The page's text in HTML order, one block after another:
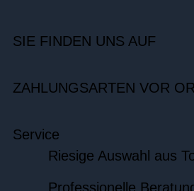
SIE FINDEN UNS AUF
ZAHLUNGSARTEN VOR
Service
Riesige Auswahl aus
Professionelle